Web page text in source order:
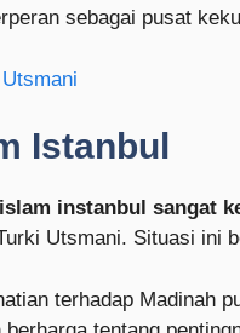
sebagai pusat
Istanbul
instanbul sangat
Utsmani. Situasi
terhadap Madinah